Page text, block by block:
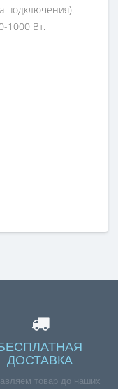
подключения).
1000 Вт.
ДОСТАВКА
товар до наших